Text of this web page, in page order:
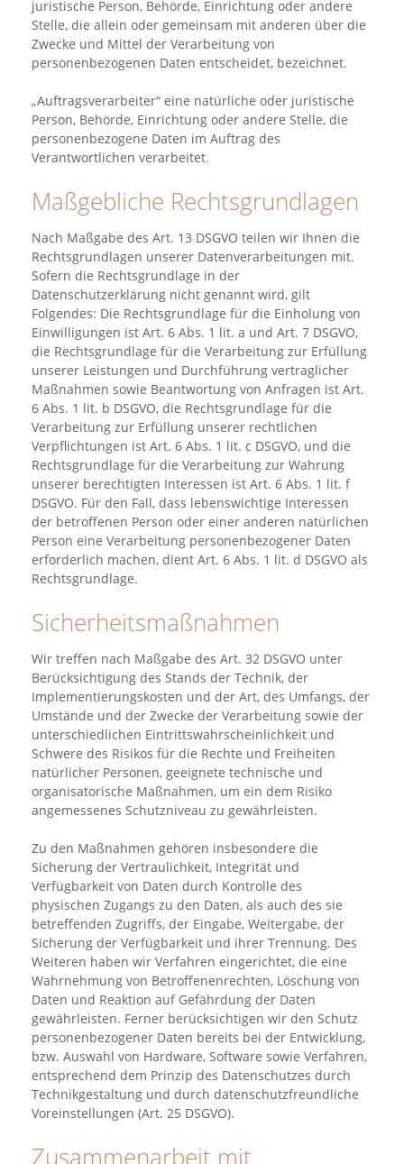
juristische Person, Behörde, Einrichtung oder andere
Stelle, die allein oder gemeinsam mit anderen über die
Zwecke und Mittel der Verarbeitung von
personenbezogenen Daten entscheidet, bezeichnet.
„Auftragsverarbeiter“ eine natürliche oder juristische
Person, Behörde, Einrichtung oder andere Stelle, die
personenbezogene Daten im Auftrag des
Verantwortlichen verarbeitet.
Maßgebliche Rechtsgrundlagen
Nach Maßgabe des Art. 13 DSGVO teilen wir Ihnen die
Rechtsgrundlagen unserer Datenverarbeitungen mit.
Sofern die Rechtsgrundlage in der
Datenschutzerklärung nicht genannt wird, gilt
Folgendes: Die Rechtsgrundlage für die Einholung von
Einwilligungen ist Art. 6 Abs. 1 lit. a und Art. 7 DSGVO,
die Rechtsgrundlage für die Verarbeitung zur Erfüllung
unserer Leistungen und Durchführung vertraglicher
Maßnahmen sowie Beantwortung von Anfragen ist Art.
6 Abs. 1 lit. b DSGVO, die Rechtsgrundlage für die
Verarbeitung zur Erfüllung unserer rechtlichen
Verpflichtungen ist Art. 6 Abs. 1 lit. c DSGVO, und die
Rechtsgrundlage für die Verarbeitung zur Wahrung
unserer berechtigten Interessen ist Art. 6 Abs. 1 lit. f
DSGVO. Für den Fall, dass lebenswichtige Interessen
der betroffenen Person oder einer anderen natürlichen
Person eine Verarbeitung personenbezogener Daten
erforderlich machen, dient Art. 6 Abs. 1 lit. d DSGVO als
Rechtsgrundlage.
Sicherheitsmaßnahmen
Wir treffen nach Maßgabe des Art. 32 DSGVO unter
Berücksichtigung des Stands der Technik, der
Implementierungskosten und der Art, des Umfangs, der
Umstände und der Zwecke der Verarbeitung sowie der
unterschiedlichen Eintrittswahrscheinlichkeit und
Schwere des Risikos für die Rechte und Freiheiten
natürlicher Personen, geeignete technische und
organisatorische Maßnahmen, um ein dem Risiko
angemessenes Schutzniveau zu gewährleisten.
Zu den Maßnahmen gehören insbesondere die
Sicherung der Vertraulichkeit, Integrität und
Verfügbarkeit von Daten durch Kontrolle des
physischen Zugangs zu den Daten, als auch des sie
betreffenden Zugriffs, der Eingabe, Weitergabe, der
Sicherung der Verfügbarkeit und ihrer Trennung. Des
Weiteren haben wir Verfahren eingerichtet, die eine
Wahrnehmung von Betroffenenrechten, Löschung von
Daten und Reaktion auf Gefährdung der Daten
gewährleisten. Ferner berücksichtigen wir den Schutz
personenbezogener Daten bereits bei der Entwicklung,
bzw. Auswahl von Hardware, Software sowie Verfahren,
entsprechend dem Prinzip des Datenschutzes durch
Technikgestaltung und durch datenschutzfreundliche
Voreinstellungen (Art. 25 DSGVO).
Zusammenarbeit mit